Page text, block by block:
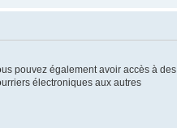
pouvez également avoir accès à des
électroniques aux autres